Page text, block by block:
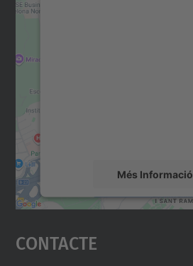
Més Informació
Accepta
powered by
Contacte